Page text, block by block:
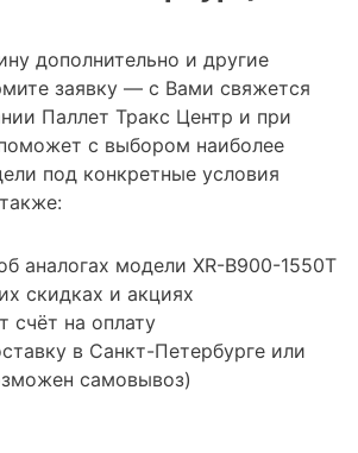
дополнительно и другие
заявку — с Вами свяжется
Паллет Тракс Центр и при
с выбором наиболее
под конкретные условия
аналогах модели XR-B900-1550Т
скидках и акциях
счёт на оплату
в Санкт-Петербурге или
самовывоз)